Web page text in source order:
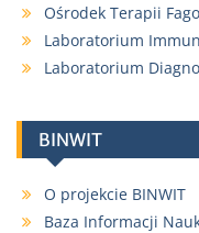
Ośrodek Terapii
Laboratorium
Laboratorium
BINWIT
O projekcie BINWIT
Baza Informacji